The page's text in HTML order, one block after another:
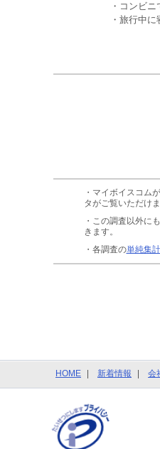
・コンビ
・旅行中
・マイボイスコム
タがご覧いただけま
・この調査以外に
きます。
・各調査の単純集
HOME 新着情報 会